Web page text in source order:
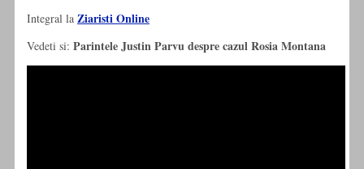
Integral la Ziaristi Online
Vedeti si: Parintele Justin Parvu despre cazul Rosia Montana